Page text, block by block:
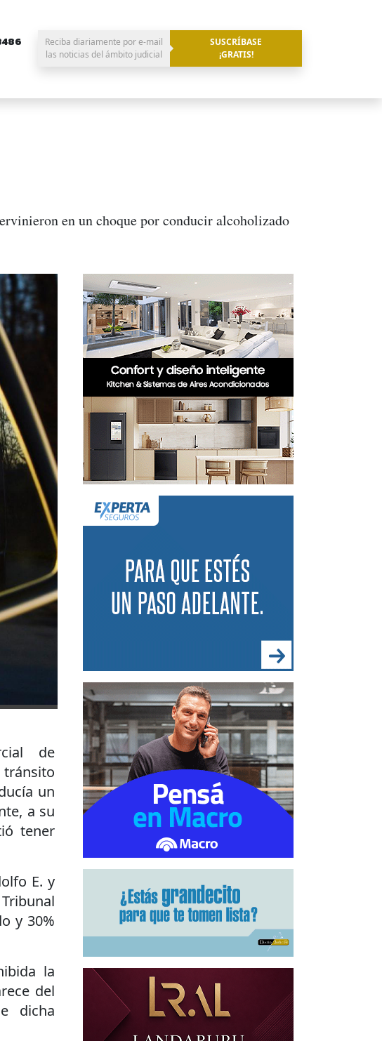
Reciba diariamente por e-mail
las noticias del ámbito judicial
SUSCRÍBASE
¡GRATIS!
en un choque por conducir alcoholizado
de
tránsito
un
a su
tener
E. y
y 30%
la
del
dicha